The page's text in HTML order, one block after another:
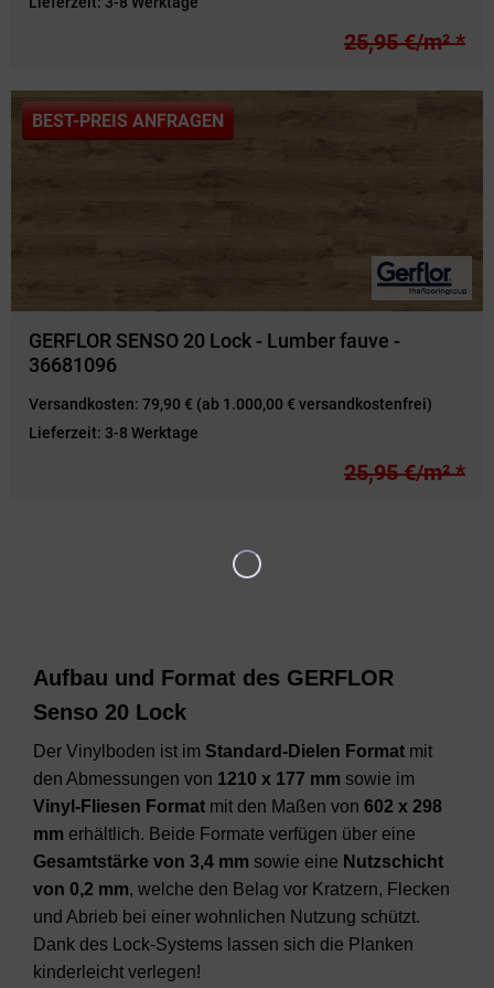
25,95 €/m² *
BEST-PREIS ANFRAGEN
GERFLOR SENSO 20 Lock - Lumber fauve -
36681096
Versandkosten: 79,90 € (ab 1.000,00 € versandkostenfrei)
Lieferzeit: 3-8 Werktage
25,95 €/m² *
Aufbau und Format des GERFLOR
Senso 20 Lock
Der Vinylboden ist im Standard-Dielen Format mit
den Abmessungen von 1210 x 177 mm sowie im
Vinyl-Fliesen Format mit den Maßen von 602 x 298
mm erhältlich. Beide Formate verfügen über eine
Gesamtstärke von 3,4 mm sowie eine Nutzschicht
von 0,2 mm, welche den Belag vor Kratzern, Flecken
und Abrieb bei einer wohnlichen Nutzung schützt.
Dank des Lock-Systems lassen sich die Planken
kinderleicht verlegen!